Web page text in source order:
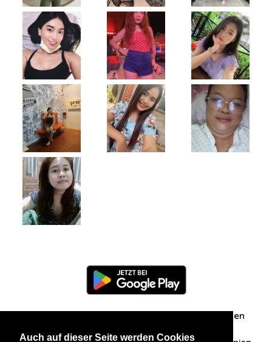
Auch auf dieser Seite werden Cookies
Zuschriften/Erfahrungen